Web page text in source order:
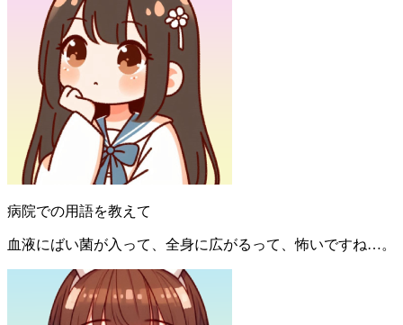
病院での用語を教えて
血液にばい菌が入って、全身に広がるって、怖いですね…。